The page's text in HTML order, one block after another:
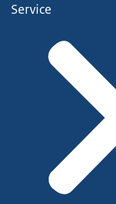
Service